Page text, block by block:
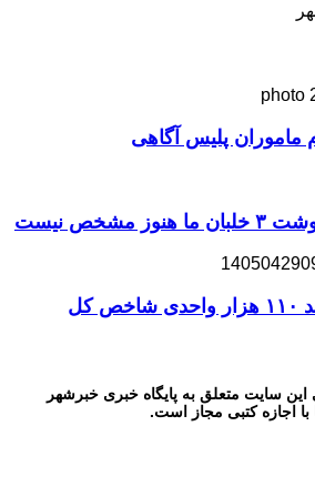
ماموران پلیس آگاهی
نیست
سایت متعلق به پایگاه خبری خبرشهر
اجازه کتبی مجاز است.